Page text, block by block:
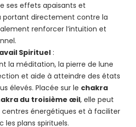
ses effets apaisants et
portant directement contre la
renforcer l’intuition et
Spirituel :
la méditation, la pierre de lune
et aide à atteindre des états
élevés. Placée sur le chakra
du troisième œil, elle peut
centres énergétiques et à faciliter
les plans spirituels.